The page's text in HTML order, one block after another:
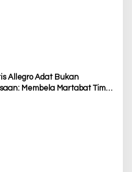
Allegro Adat Bukan
Membela Martabat Timor